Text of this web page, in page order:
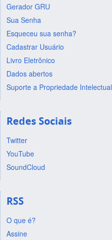
Gerador GRU
Sua Senha
Esqueceu sua senha?
Cadastrar Usuário
Livro Eletrônico
Dados abertos
Suporte a Propriedade Intelectual
Redes Sociais
Twitter
YouTube
SoundCloud
RSS
O que é?
Assine